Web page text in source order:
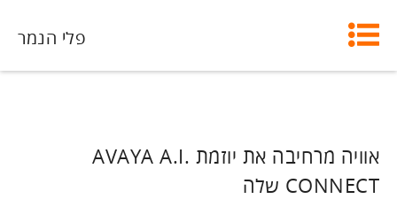
פלי הנמר
אוויה מרחיבה את יוזמת AVAYA A.I.
CONNECT שלה